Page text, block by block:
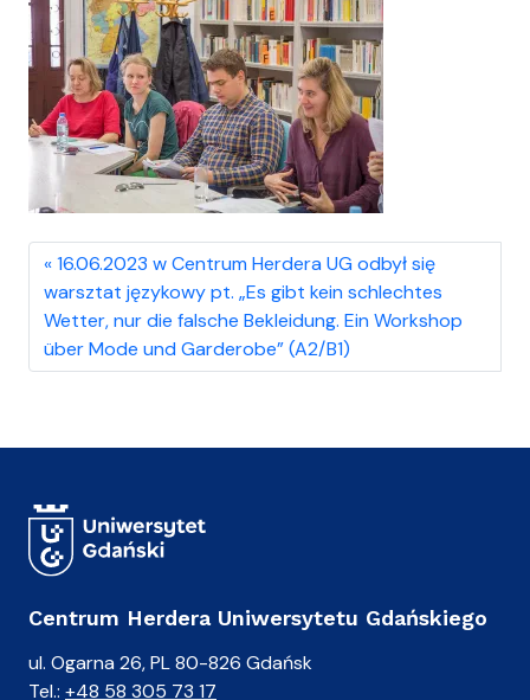
16.06.2023 w Centrum Herdera UG odbył się
warsztat językowy pt. „Es gibt kein schlechtes
Wetter, nur die falsche Bekleidung. Ein Workshop
über Mode und Garderobe” (A2/B1)
Centrum Herdera Uniwersytetu Gdańskiego
ul. Ogarna 26, PL 80-826 Gdańsk
Tel.: +48 58 305 73 17